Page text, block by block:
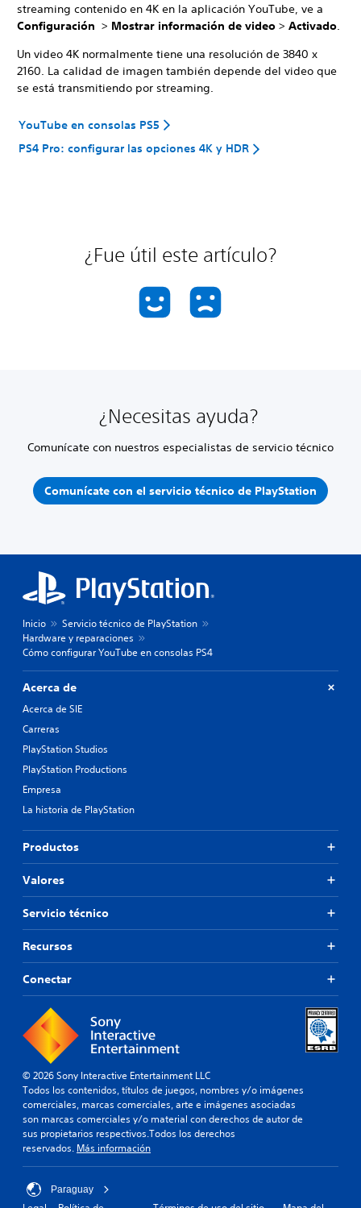
streaming contenido en 4K en la aplicación YouTube, ve a
Configuración > Mostrar información de video > Activado
Un video 4K normalmente tiene una resolución de 3840 x
2160. La calidad de imagen también depende del video que
se está transmitiendo por streaming.
YouTube en consolas PS5
PS4 Pro: configurar las opciones 4K y HDR
¿Fue útil este artículo?
¿Necesitas ayuda?
Comunícate con nuestros especialistas de servicio técnico
Comunícate con el servicio técnico de PlayStation
Inicio
Servicio técnico de PlayStation
Hardware y reparaciones
Cómo configurar YouTube en consolas PS4
Acerca de
Acerca de SIE
Carreras
PlayStation Studios
PlayStation Productions
Empresa
La historia de PlayStation
Productos
Valores
Servicio técnico
Recursos
Conectar
© 2026 Sony Interactive Entertainment LLC
Todos los contenidos, títulos de juegos, nombres y/o imágenes
comerciales, marcas comerciales, arte e imágenes asociadas
son marcas comerciales y/o material con derechos de autor de
sus propietarios respectivos.Todos los derechos
reservados. Más información
Paraguay